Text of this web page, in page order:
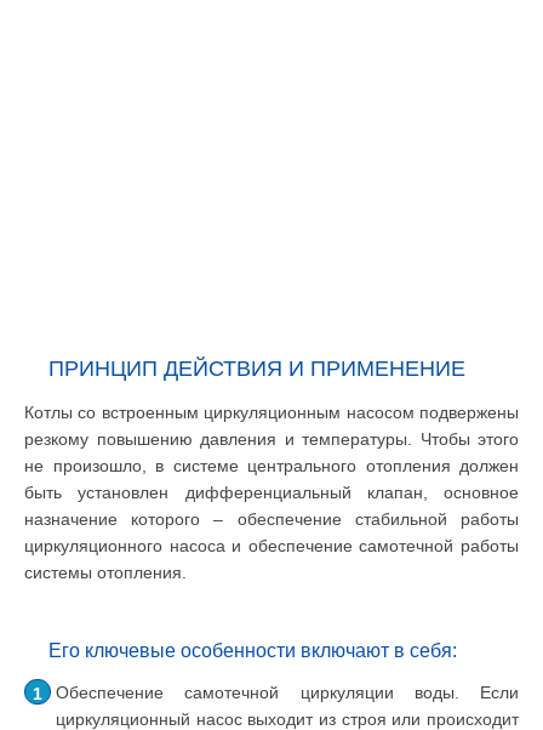
ПРИНЦИП ДЕЙСТВИЯ И ПРИМЕНЕНИЕ
Котлы со встроенным циркуляционным насосом подвержены
резкому повышению давления и температуры. Чтобы этого
не произошло, в системе центрального отопления должен
быть установлен дифференциальный клапан, основное
назначение которого – обеспечение стабильной работы
циркуляционного насоса и обеспечение самотечной работы
системы отопления.
Его ключевые особенности включают в себя:
Обеспечение самотечной циркуляции воды. Если
циркуляционный насос выходит из строя или происходит